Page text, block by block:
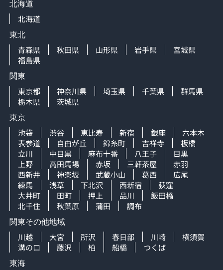
北海道
北海道
東北
青森県 秋田県 山形県 岩手県
宮城県
福島県
関東
東京都 神奈川県 埼玉県 千葉県
群馬県
栃木県
茨城県
東京
池袋 渋谷 恵比寿 新宿 銀座
六本木
表参道
自由が丘 錦糸町 吉祥寺
板橋
立川
中目黒 麻布十番 八王子
目黒
上野
高田馬場 赤坂 三軒茶屋
赤羽
西新井
神楽坂 武蔵小山 葛西
広尾
練馬
浅草 下北沢 西新宿
荻窪
大井町
田町 押上 品川
飯田橋
北千住
秋葉原 蒲田 調布
関東その他地域
川越 大宮 所沢 春日部 川崎
横須賀
溝の口
藤沢 柏 船橋 つくば
東海